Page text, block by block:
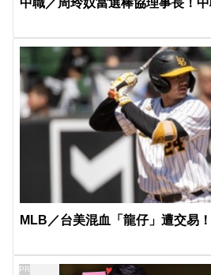
MLB／台美混血「龍仔」遭交易
PR